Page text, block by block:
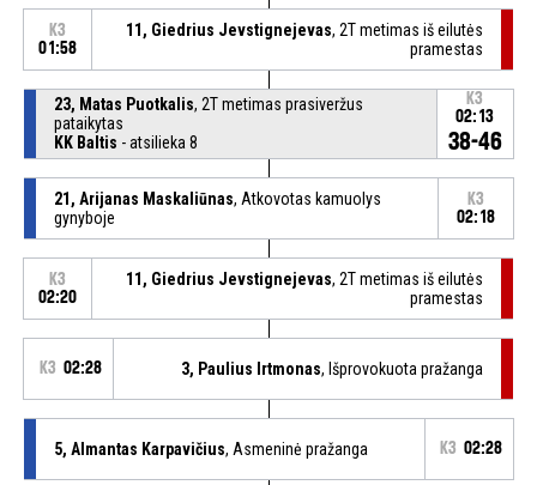
K3
01:58
11, Giedrius Jevstignejevas, 2T metimas iš eilutės
pramestas
23, Matas Puotkalis, 2T metimas prasiveržus
pataikytas
KK Baltis - atsilieka 8
K3
02:13
38-46
21, Arijanas Maskaliūnas, Atkovotas kamuolys
gynyboje
K3
02:18
K3
02:20
11, Giedrius Jevstignejevas, 2T metimas iš eilutės
pramestas
K3 02:28 3, Paulius Irtmonas, Išprovokuota pražanga
5, Almantas Karpavičius, Asmeninė pražanga K3 02:28